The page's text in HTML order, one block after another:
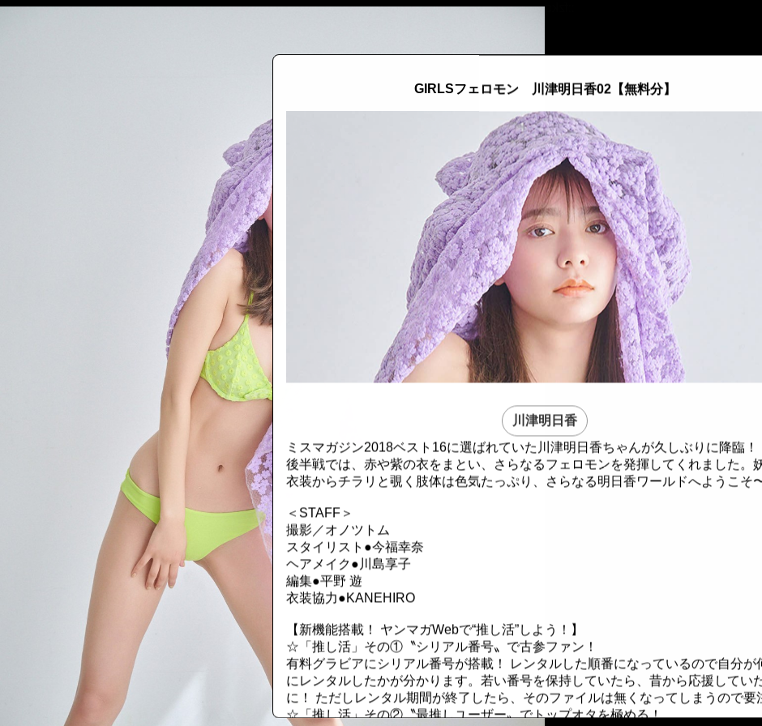
GIRLSフェロモン 川津明日香02【無料分】
川津明日香
ミスマガジン2018ベスト16に選ばれていた川津明日香ちゃんが久しぶりに降臨！
後半戦では、赤や紫の衣をまとい、さらなるフェロモンを発揮してくれました。
衣装からチラリと覗く肢体は色気たっぷり、さらなる明日香ワールドへようこそ〜
＜STAFF＞
撮影／オノツトム
スタイリスト●今福幸奈
ヘアメイク●川島享子
編集●平野 遊
衣装協力●KANEHIRO
【新機能搭載！ ヤンマガWebで“推し活”しよう！】
☆「推し活」その①〝シリアル番号〟で古参ファン！
有料グラビアにシリアル番号が搭載！ レンタルした順番になっているので自分が
にレンタルしたかが分かります。若い番号を保持していたら、昔から応援してい
に！ ただしレンタル期間が終了したら、そのファイルは無くなってしまうので要
☆「推し活」その②〝最推しユーザー〟でトップオタを極める！
::fzkqzrz.oi